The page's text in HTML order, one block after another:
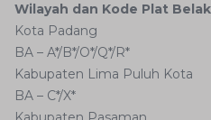
Wilayah dan Kode Plat
Kota Padang
BA – A*/B*/O*/Q*/R*
Kabupaten Lima Puluh Kota
BA – C*/X*